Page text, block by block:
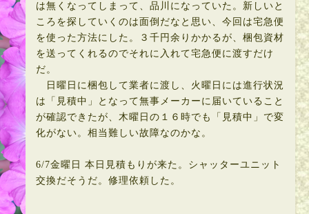
は無くなってしまって、品川になっていた。新しいと
ころを探していくのは面倒だなと思い、今回は宅急便
を使った方法にした。３千円余りかかるが、梱包資材
を送ってくれるのでそれに入れて宅急便に渡すだけ
だ。
日曜日に梱包して業者に渡し、火曜日には進行状況
は「見積中」となって無事メーカーに届いていること
が確認できたが、木曜日の１６時でも「見積中」で変
化がない。相当難しい故障なのかな。
6/7金曜日 本日見積もりが来た。シャッターユニット
交換だそうだ。修理依頼した。